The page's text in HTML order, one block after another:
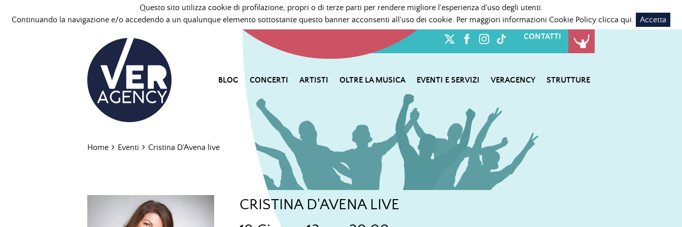
Questo sito utilizza cookie di profilazione, propri o di terze parti per rendere migliore l'esperienza d'uso degli utenti.
Continuando la navigazione e/o accedendo a un qualunque elemento sottostante questo banner acconsenti all'uso dei cookie. Per maggiori informazioni Cookie Policy clicca qui.
Accetta
CONTATTI
BLOG CONCERTI ARTISTI OLTRE LA MUSICA EVENTI E SERVIZI VERAGENCY STRUTTURE
Home Eventi Cristina D'Avena live
CRISTINA D'AVENA LIVE